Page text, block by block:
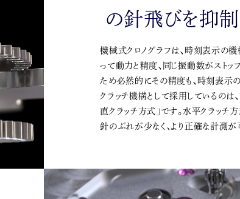
の針飛びを抑
機械式クロノグラフは、時刻表示の機
って動力と精度、同じ振動数がストッ
ため必然的にその精度も、時刻表示の
クラッチ機構として採用しているの
直クラッチ方式」です。水平クラッチ
針のぶれが少なく、より正確な計測が